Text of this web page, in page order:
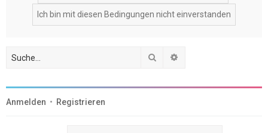
Suche
Anmelden • Registrieren